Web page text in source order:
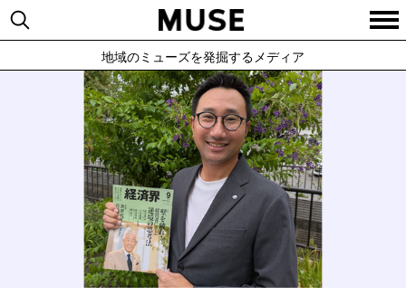
地域のミューズを発掘するメディア